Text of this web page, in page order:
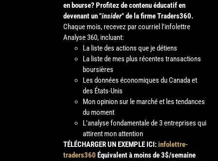
en bourse? Profitez de contenu éducatif en
devenant un "insider" de la firme Traders360.
Chaque mois, recevez par courriel l'infolettre
Analyse 360, incluant:
La liste des actions que je détiens
La liste de mes plus récentes transactions
boursières
Les données économiques du Canada et
des États-Unis
Mon opinion sur le marché et les tendances
du moment
L'analyse fondamentale de 3 entreprises qui
attirent mon attention
TÉLÉCHARGER UN EXEMPLE ICI:infolettre-
traders360 Équivalent à moins de 3$/semaine